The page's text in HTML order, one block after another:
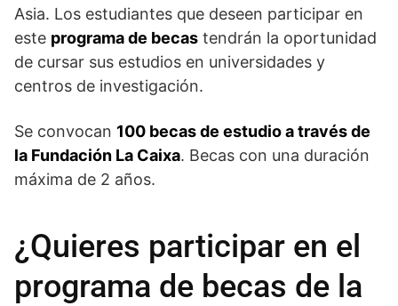
Asia. Los estudiantes que deseen participar en
este programa de becas tendrán la oportunidad
de cursar sus estudios en universidades y
centros de investigación.
Se convocan 100 becas de estudio a través de
la Fundación La Caixa. Becas con una duración
máxima de 2 años.
¿Quieres participar en el
programa de becas de la